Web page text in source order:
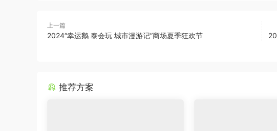
上一篇
2024“幸运鹅 泰会玩 城市漫游记”商场夏季狂欢节
推荐方案